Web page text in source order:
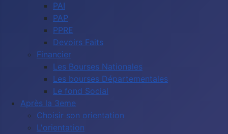
PAI
PAP
PPRE
Devoirs Faits
Financier
Les Bourses Nationales
Les bourses Départementales
Le fond Social
Après la 3eme
Choisir son orientation
L'orientation